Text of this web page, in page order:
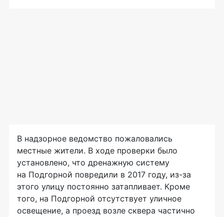
В надзорное ведомство пожаловались
местные жители. В ходе проверки было
установлено, что дренажную систему
на Подгорной повредили в 2017 году, из-за
этого улицу постоянно затапливает. Кроме
того, на Подгорной отсутствует уличное
освещение, а проезд возле сквера частично